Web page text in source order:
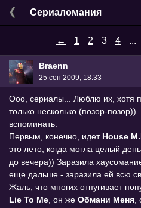
Сериаломания
← 1 2 3 4 ...
Braenn
25 сен 2009, 18:33
Ооо, сериалы... Люблю их, хотя
только несколько (позор-
вспоминать.
Первым, конечно, идет House
это лето, когда могла целый
до вечера)) Заразила
еще дальше - заразила ей всю
Жаль, что многих отпугивает
Lie To Me , он же Обмани Меня